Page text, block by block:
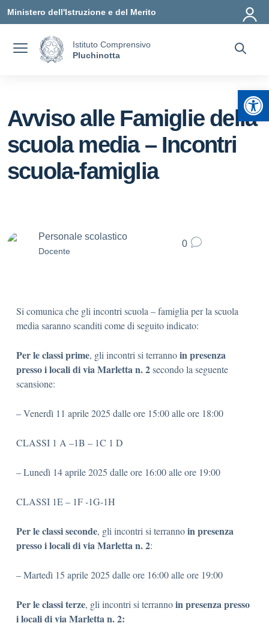
Ministero dell'Istruzione e del Merito
Istituto Comprensivo
Pluchinotta
Avviso alle Famiglie della
scuola media – Incontri
scuola-famiglia
Personale scolastico
Docente
0
Si comunica che gli incontri scuola – famiglia per la scuola
media saranno scanditi come di seguito indicato:
Per le classi prime, gli incontri si terrannoin presenza
presso i locali di via Marletta n.2secondo la seguente
scansione:
– Venerdì 11 aprile 2025 dalle ore 15:00 alle ore 18:00
CLASSI 1 A –1B – 1C 1 D
– Lunedì 14 aprile 2025 dalle ore 16:00 alle ore 19:00
CLASSI 1E – 1F -1G-1H
Per le classi seconde, gli incontri si terrannoin presenza
presso i locali di via Marletta n.2:
– Martedì 15 aprile 2025 dalle ore 16:00 alle ore 19:00
Per le classi terze, gli incontri si terrannoin presenza presso
i locali di via Marletta n.2: